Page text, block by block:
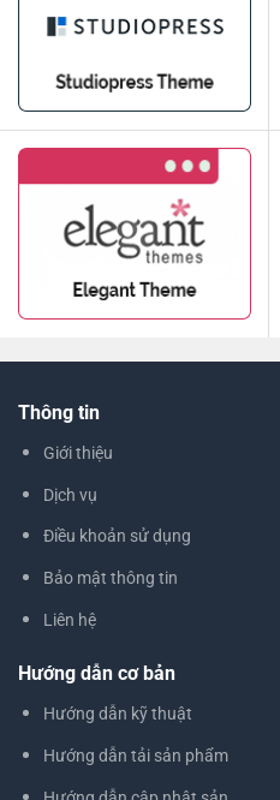
Thông tin
Giới thiệu
Dịch vụ
Điều khoản sử dụng
Bảo mật thông tin
Liên hệ
Hướng dẫn cơ bản
Hướng dẫn kỹ thuật
Hướng dẫn tải sản phẩm